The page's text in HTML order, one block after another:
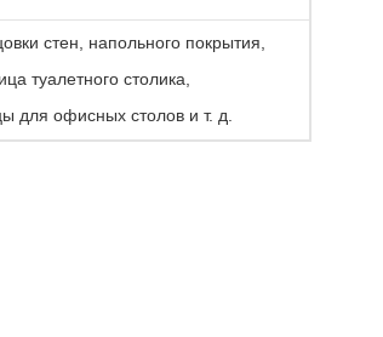
стен, напольного покрытия,
туалетного столика,
для офисных столов и т. д.